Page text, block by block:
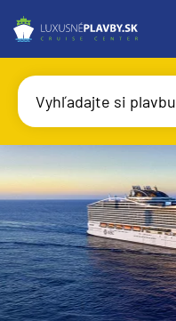
Vyhľadať
Vyhľadajte si plavbu